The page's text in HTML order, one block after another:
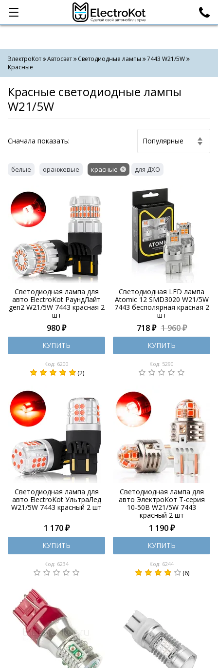
Категории Поиск
ЭлектроКот Автосвет Светодиодные лампы
7443 W21/5W
Красные
Красные светодиодные лампы
W21/5W
Cначала показать:
белые оранжевые красные для ДХО
Светодиодная лампа для
авто ElectroKot РаундЛайт
gen2 W21/5W 7443 красная 2
шт
980 ₽
КУПИТЬ
Код: 6200
(2)
Светодиодная LED лампа
Atomic 12 SMD3020 W21/5W
7443 бесполярная красная 2
шт
718 ₽ 1 960 ₽
КУПИТЬ
Код: 5290
Светодиодная лампа для
авто ElectroKot УльтраЛед
W21/5W 7443 красный 2 шт
1 170 ₽
КУПИТЬ
Код: 6234
Светодиодная лампа для
авто ЭлектроКот Т-серия
10-50В W21/5W 7443
красный 2 шт
1 190 ₽
КУПИТЬ
Код: 6244
(6)